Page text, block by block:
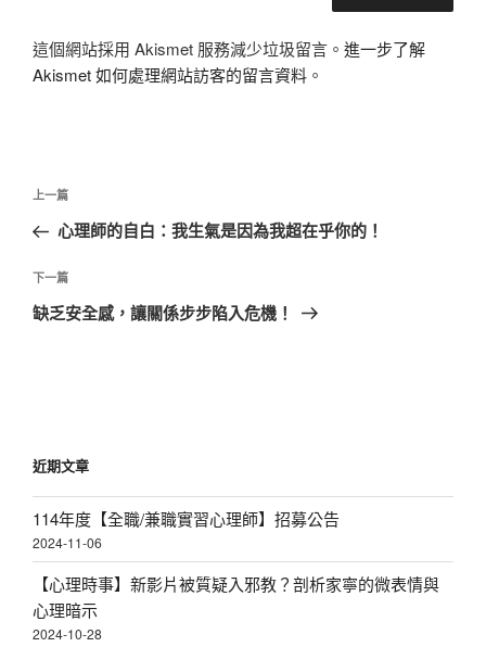
這個網站採用 Akismet 服務減少垃圾留言。 進一步了解
Akismet 如何處理網站訪客的留言資料 。
文
導
覽
上
一
文
章
上一篇
心理師的自白：我生氣是因為我超在乎你的！
下
一
下一篇
缺乏安全感，讓關係步步陷入危機！
近期文章
114年度【全職/兼職實習心理師】招募公告
2024-11-06
【心理時事】新影片被質疑入邪教？剖析家寧的微表情與
心理暗示
2024-10-28